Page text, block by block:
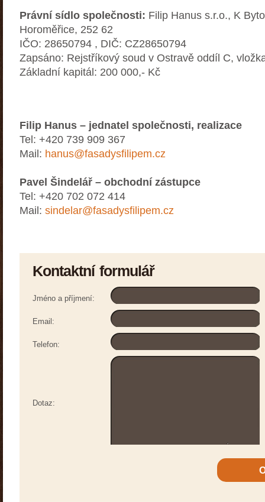
Právní sídlo společnosti: Filip Hanus s.r.o., K
Horoměřice, 252 62
IČO: 28650794 , DIČ: CZ28650794
Zapsáno: Rejstříkový soud v Ostravě oddíl C,
Základní kapitál: 200 000,- Kč
Filip Hanus – jednatel společnosti, realizace
Tel: +420 739 909 367
Mail: hanus@fasadysfilipem.cz
Pavel Šindelář – obchodní zástupce
Tel: +420 702 072 414
Mail: sindelar@fasadysfilipem.cz
Kontaktní formulář
Jméno a příjmení:
Email:
Telefon:
Dotaz: